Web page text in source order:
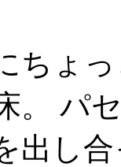
ちょ
。 パ
出し